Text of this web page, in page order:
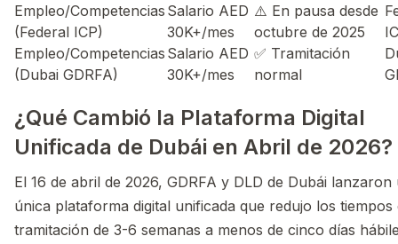
Empleo/Competencias
(Federal ICP)
Salario AED
30K+/mes
⚠️ En pausa desde
octubre de 2025
Empleo/Competencias
(Dubai GDRFA)
Salario AED
30K+/mes
✅ Tramitación
normal
¿Qué Cambió la Plataforma Digital
Unificada de Dubái en Abril de 2026?
El 16 de abril de 2026, GDRFA y DLD de Dubái lanzaron
única plataforma digital unificada que redujo los tiempos
tramitación de 3-6 semanas a menos de cinco días